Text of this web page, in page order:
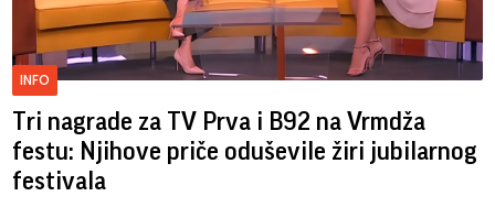
INFO
Tri nagrade za TV Prva i B92 na Vrmdža
festu: Njihove priče oduševile žiri jubilarnog
festivala